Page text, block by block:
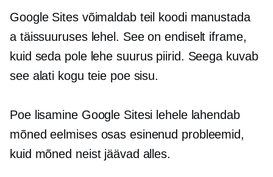
Google Sites võimaldab teil koodi manustada
a täissuuruseslehel. See on endiselt iframe,
kuid seda pole lehe suuruspiirid. Seega kuvab
see alati kogu teie poe sisu.
Poe lisamine Google Sitesi lehele lahendab
mõned eelmises osas esinenud probleemid,
kuid mõned neist jäävad alles.